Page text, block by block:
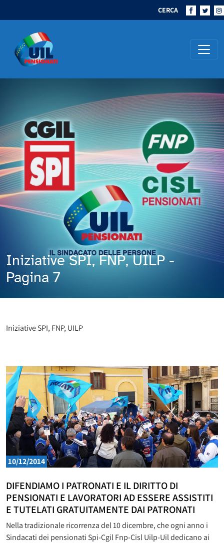
CERCA
Navigazione principale
Iniziative SPI, FNP, UILP -
Pagina 7
Iniziative SPI, FNP, UILP
10/12/2014
DIFENDIAMO I PATRONATI E IL DIRITTO DI
PENSIONATI E LAVORATORI AD ESSERE ASSISTITI
E TUTELATI GRATUITAMENTE DAI PATRONATI
Nella tradizionale ricorrenza del 10 dicembre, che ogni anno i
Sindacati dei pensionati Spi-Cgil Fnp-Cisl Uilp-Uil dedicano ai